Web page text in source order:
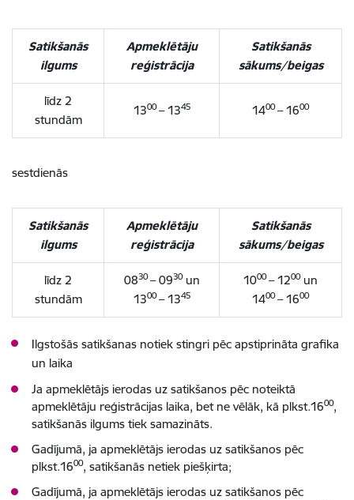
Satikšanās
ilgums
Apmeklētāju
reģistrācija
Satikšanās
sākums/beigas
līdz 2
stundām
1300– 1345 1400– 1600
sestdienās
Satikšanās
ilgums
Apmeklētāju
reģistrācija
Satikšanās
sākums/beigas
līdz 2
stundām
0830– 0930un
1300– 1345
1000– 1200un
1400– 1600
Ilgstošās satikšanas notiek stingri pēc apstiprināta grafika
un laika
Ja apmeklētājs ierodas uz satikšanos pēc noteiktā
apmeklētāju reģistrācijas laika, bet ne vēlāk, kā plkst.1600,
satikšanās ilgums tiek samazināts.
Gadījumā, ja apmeklētājs ierodas uz satikšanos pēc
plkst.1600, satikšanās netiek piešķirta;
Gadījumā, ja apmeklētājs ierodas uz satikšanos pēc